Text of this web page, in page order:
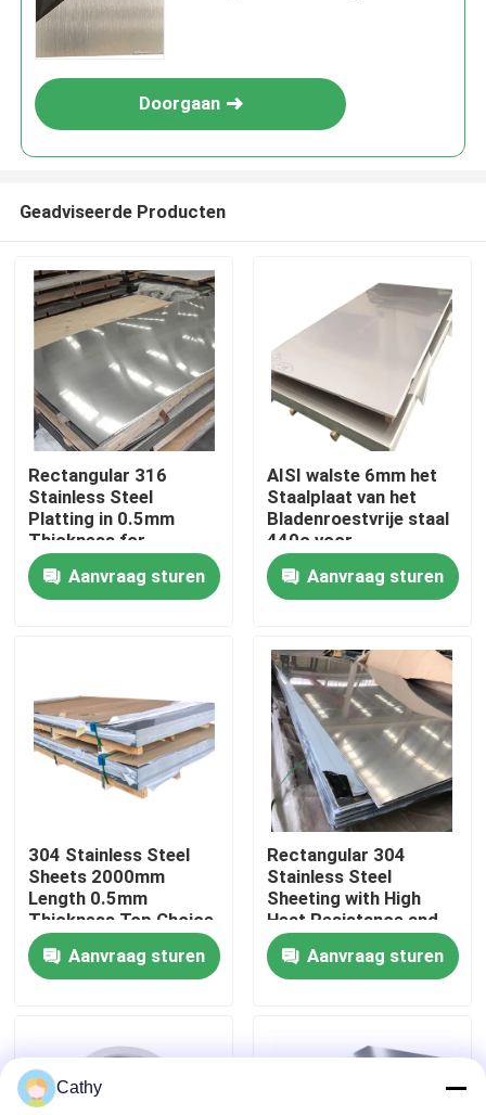
Huis
Producten
Fabriekstocht
Kwaliteitscontrole
Nieuws
Gevallen
Bladenroestvrij staal
Doorgaan
Geadviseerde Producten
Rectangular 316
Stainless Steel
Platting in 0.5mm
Thickness for
Customer
Requirements
Aanvraag sturen
AISI walste 6mm het
Staalplaat van het
Bladenroestvrije staal
440c voor
Scalpelschaar koud
Aanvraag sturen
304 Stainless Steel
Sheets 2000mm
Length 0.5mm
Thickness Top Choice
for Industrial
Applications
Aanvraag sturen
Rectangular 304
Stainless Steel
Sheeting with High
Heat Resistance and
Durability
Aanvraag sturen
Cathy